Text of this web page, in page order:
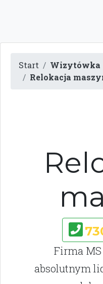
Start Wizytówka
Relokacja
Firma MS
absolutnym